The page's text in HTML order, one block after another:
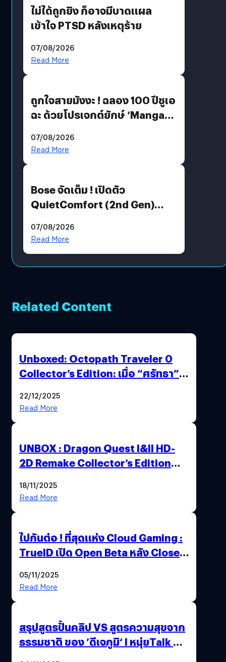
ไม่ได้ถูกยิง ก็อาจมีบาดแผล
เข้าใจ PTSD หลังเหตุร้าย
07/08/2026
Read More
ถูกใจสายมังงะ ! ฉลอง 100 ปีชูเอ
ฉะ ด้วยโปรเจกต์ยักษ์ ‘Manga
มีภาษาไทยด้วย
07/08/2026
Read More
Bose จัดเต็ม ! เปิดตัว
QuietComfort (2nd Gen)
07/08/2026
Read More
Related Content
Unboxed: Octopath Traveler 0
Collector’s Edition: เมื่อ “ศรัทธา”
เดียว
22/12/2025
Read More
UNBOX : Dragon Quest I&II HD-
2D Remake Collector’s Edition
ที่ควรค่าแก่การสะสม !
18/11/2025
Read More
ไปกันต่อ ! ที่สุดแห่ง Cloud Gaming :
TrueID เปิด Open Beta หลัง Close
Thailand Game Show 2025 ทะลุ 15
05/11/2025
Read More
สรุปสูตรปั้นคลิป VS สูตรความสุขจาก
ธรรมชาติ ของ ’ดีเจภูมิ‘ l หนุ่ยTalk &